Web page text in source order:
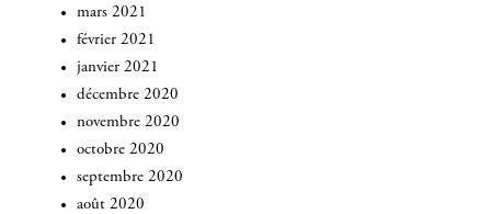
mars 2021
février 2021
janvier 2021
décembre 2020
novembre 2020
octobre 2020
septembre 2020
août 2020